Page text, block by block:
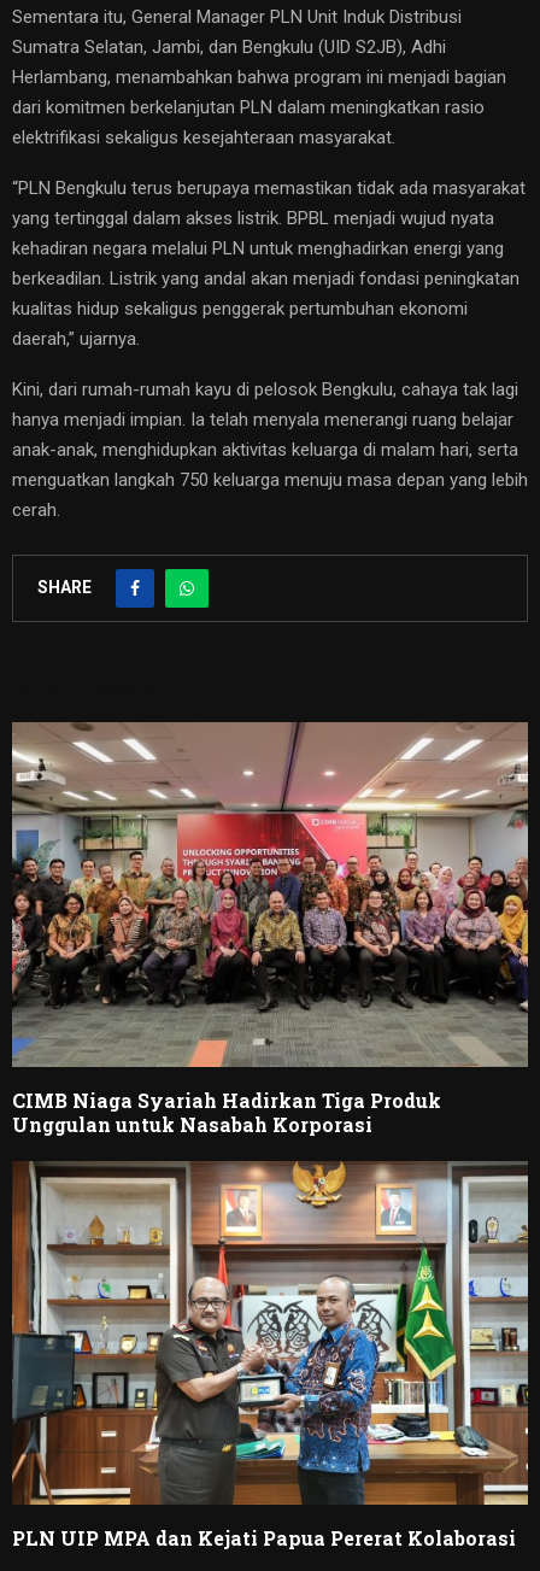
Sementara itu, General Manager PLN Unit Induk Distribusi
Sumatra Selatan, Jambi, dan Bengkulu (UID S2JB), Adhi
Herlambang, menambahkan bahwa program ini menjadi bagian
dari komitmen berkelanjutan PLN dalam meningkatkan rasio
elektrifikasi sekaligus kesejahteraan masyarakat.
“PLN Bengkulu terus berupaya memastikan tidak ada masyarakat
yang tertinggal dalam akses listrik. BPBL menjadi wujud nyata
kehadiran negara melalui PLN untuk menghadirkan energi yang
berkeadilan. Listrik yang andal akan menjadi fondasi peningkatan
kualitas hidup sekaligus penggerak pertumbuhan ekonomi
daerah,” ujarnya.
Kini, dari rumah-rumah kayu di pelosok Bengkulu, cahaya tak lagi
hanya menjadi impian. Ia telah menyala menerangi ruang belajar
anak-anak, menghidupkan aktivitas keluarga di malam hari, serta
menguatkan langkah 750 keluarga menuju masa depan yang lebih
cerah.
SHARE
CIMB Niaga Syariah Hadirkan Tiga Produk
Unggulan untuk Nasabah Korporasi
PLN UIP MPA dan Kejati Papua Pererat Kolaborasi